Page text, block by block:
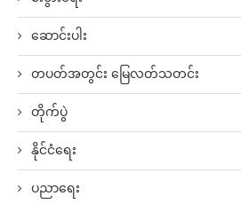
ဆောင်းပါး
တပတ်အတွင်း မြေလတ်သတင်း
တိုက်ပွဲ
နိုင်ငံရေး
ပညာရေး